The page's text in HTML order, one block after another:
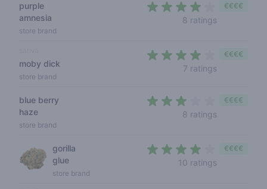
purple
amnesia
store brand
8 ratings
€€€€
moby dick
store brand
7 ratings
€€€€
blue berry
haze
store brand
8 ratings
€€€€
gorilla
glue
store brand
10 ratings
€€€€